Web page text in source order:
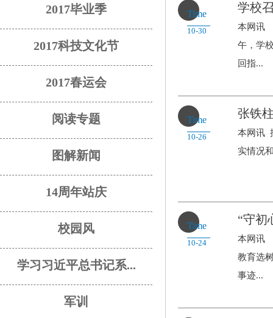
2017毕业季
2017科技文化节
2017春运会
阅读专题
图解新闻
14周年站庆
校园风
学习习近平总书记系...
军训
Time
10-30
学校
本网讯
午，学
回指...
Time
10-26
张铁
本网讯
实情况
Time
10-24
“守初
本网讯
教育选
事迹...